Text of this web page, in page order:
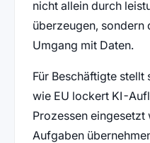
nicht allein durch
überzeugen, sondern
Umgang mit Daten.
Für Beschäftigte stellt
wie EU lockert KI-
Prozessen eingesetzt
Aufgaben